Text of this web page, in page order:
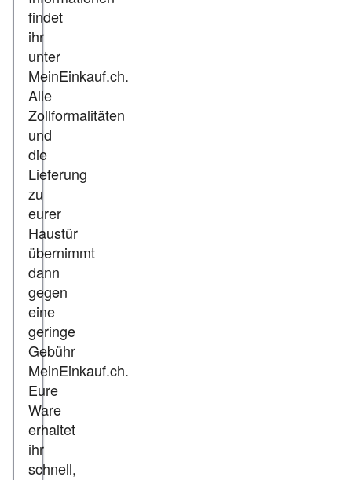
findet
ihr
unter
MeinEinkauf.ch.
Alle
Zollformalitäten
und
die
Lieferung
zu
eurer
Haustür
übernimmt
dann
gegen
eine
geringe
Gebühr
MeinEinkauf.ch.
Eure
Ware
erhaltet
ihr
schnell,